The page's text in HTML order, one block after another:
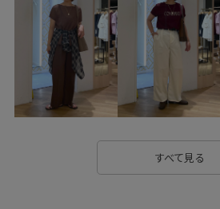
きれいめ こなれ感 さらっとし
さりげないアクセント アクセサリー
エッジィ オーバーサイズ カジュ
カーゴパンツ キャッチー コッ
スカーフ スタイリッ
すべて見る